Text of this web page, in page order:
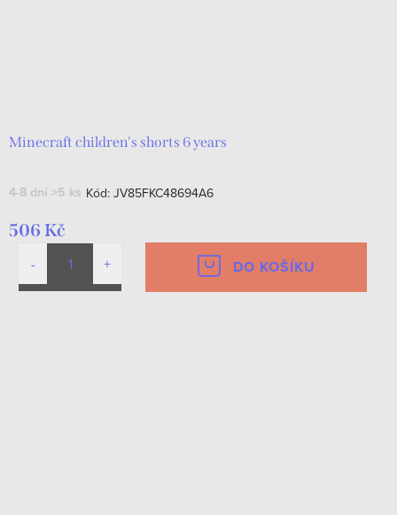
Minecraft children's shorts 6 years
4-8 dní >5 ks Kód: JV85FKC48694A6
506 Kč
DO KOŠÍKU